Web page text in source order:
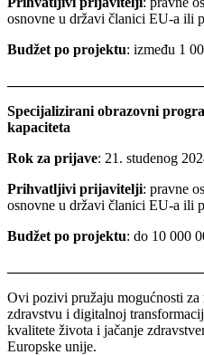
osnovne u državi članici EU-a ili
Budžet po projektu: između 1
Specijalizirani obrazovni
kapaciteta
Rok za prijave: 21. studenog
Prihvatljivi prijavitelji: pravne
osnovne u državi članici EU-a ili
Budžet po projektu: do 10 000
Ovi pozivi pružaju mogućnosti
zdravstvu i digitalnoj
kvalitete života i jačanje
Europske unije.